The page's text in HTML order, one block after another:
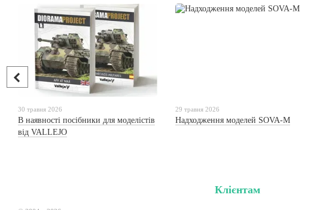
30 травня 2026
В наявності посібники для моделістів
від VALLEJO
29 травня 2026
Надходження моделей SOVA-M
Клієнтам